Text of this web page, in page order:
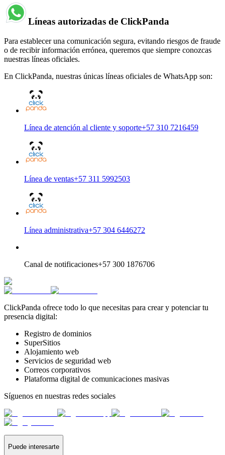
Líneas autorizadas de ClickPanda
Para establecer una comunicación segura, evitando riesgos de fraude
o de recibir información errónea, queremos que siempre conozcas
nuestras líneas oficiales.
En ClickPanda, nuestras únicas líneas oficiales de WhatsApp son:
Línea de atención al cliente y soporte+57 310 7216459
Línea de ventas+57 311 5992503
Línea administrativa+57 304 6446272
Canal de notificaciones+57 300 1876706
ClickPanda ofrece todo lo que necesitas para crear y potenciar tu
presencia digital:
Registro de dominios
SuperSitios
Alojamiento web
Servicios de seguridad web
Correos corporativos
Plataforma digital de comunicaciones masivas
Síguenos en nuestras redes sociales
Puede interesarte